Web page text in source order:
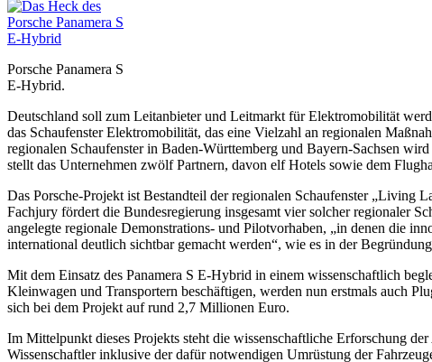
Porsche Panamera S
E-Hybrid.
Deutschland soll zum Leitanbieter und Leitmarkt für Elektromobilität
das Schaufenster Elektromobilität, das eine Vielzahl an regionalen
regionalen Schaufenster in Baden-Württemberg und Bayern-Sachsen
stellt das Unternehmen zwölf Partnern, davon elf Hotels sowie dem
Das Porsche-Projekt ist Bestandteil der regionalen Schaufenster
Fachjury fördert die Bundesregierung insgesamt vier solcher regionaler
angelegte regionale Demonstrations- und Pilotvorhaben, „in denen die
international deutlich sichtbar gemacht werden“, wie es in der
Mit dem Einsatz des Panamera S E-Hybrid in einem wissenschaftlich
Kleinwagen und Transportern beschäftigen, werden nun erstmals auch
sich bei dem Projekt auf rund 2,7 Millionen Euro.
Im Mittelpunkt dieses Projekts steht die wissenschaftliche Erforschung
Wissenschaftler inklusive der dafür notwendigen Umrüstung der